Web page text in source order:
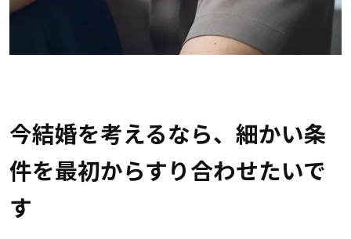
今結婚を考えるなら、細かい条
件を最初からすり合わせたいで
す